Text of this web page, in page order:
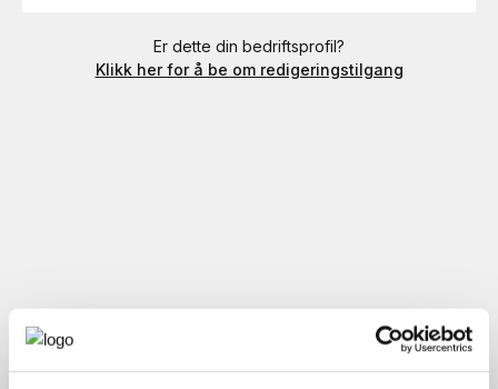
Er dette din bedriftsprofil?
Klikk her for å be om redigeringstilgang